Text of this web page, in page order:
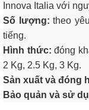
Innova Italia với
Số lượng:theo
tiếng.
Hình thức:đóng
2 Kg, 2.5 Kg, 3 Kg.
Sản xuất và đóng
Bảo quản và sử